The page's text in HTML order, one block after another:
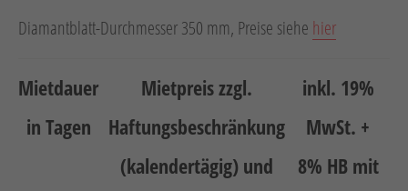
Diamantblatt-Durchmesser 350 mm, Preise siehe hier
Mietdauer
in Tagen
Mietpreis zzgl.
Haftungsbeschränkung
(kalendertägig) und
inkl. 19%
MwSt. +
8% HB mit